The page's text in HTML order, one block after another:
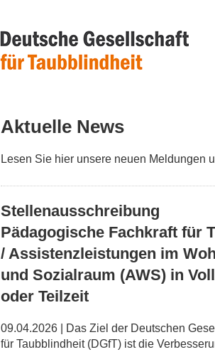
Aktuelle News
Lesen Sie hier unsere neuen Meldungen
Stellenausschreibung
Pädagogische Fachkraft für
/ Assistenzleistungen im
und Sozialraum (AWS) in
oder Teilzeit
09.04.2026 | Das Ziel der Deutschen
für Taubblindheit (DGfT) ist die